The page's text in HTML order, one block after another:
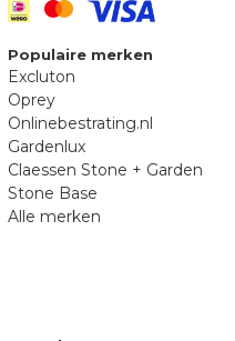
Populaire merken
Excluton
Oprey
Onlinebestrating.nl
Gardenlux
Claessen Stone + Garden
Stone Base
Alle merken